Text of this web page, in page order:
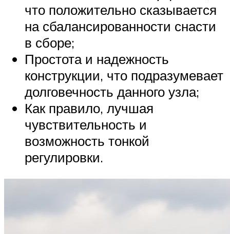
что положительно сказывается
на сбалансированности снасти
в сборе;
Простота и надежность
конструкции, что подразумевает
долговечность данного узла;
Как правило, лучшая
чувствительность и
возможность тонкой
регулировки.